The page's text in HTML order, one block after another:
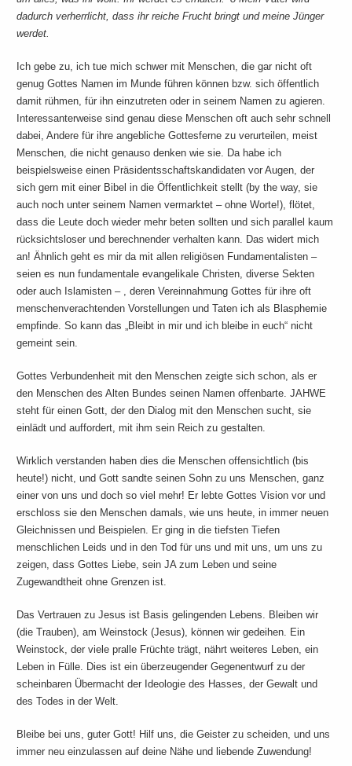
dadurch verherrlicht, dass ihr reiche Frucht bringt und meine Jünger
werdet.
Ich gebe zu, ich tue mich schwer mit Menschen, die gar nicht oft
genug Gottes Namen im Munde führen können bzw. sich öffentlich
damit rühmen, für ihn einzutreten oder in seinem Namen zu agieren.
Interessanterweise sind genau diese Menschen oft auch sehr schnell
dabei, Andere für ihre angebliche Gottesferne zu verurteilen, meist
Menschen, die nicht genauso denken wie sie. Da habe ich
beispielsweise einen Präsidentsschaftskandidaten vor Augen, der
sich gern mit einer Bibel in die Öffentlichkeit stellt (by the way, sie
auch noch unter seinem Namen vermarktet – ohne Worte!), flötet,
dass die Leute doch wieder mehr beten sollten und sich parallel kaum
rücksichtsloser und berechnender verhalten kann. Das widert mich
an! Ähnlich geht es mir da mit allen religiösen Fundamentalisten –
seien es nun fundamentale evangelikale Christen, diverse Sekten
oder auch Islamisten – , deren Vereinnahmung Gottes für ihre oft
menschenverachtenden Vorstellungen und Taten ich als Blasphemie
empfinde. So kann das „Bleibt in mir und ich bleibe in euch“ nicht
gemeint sein.
Gottes Verbundenheit mit den Menschen zeigte sich schon, als er
den Menschen des Alten Bundes seinen Namen offenbarte. JAHWE
steht für einen Gott, der den Dialog mit den Menschen sucht, sie
einlädt und auffordert, mit ihm sein Reich zu gestalten.
Wirklich verstanden haben dies die Menschen offensichtlich (bis
heute!) nicht, und Gott sandte seinen Sohn zu uns Menschen, ganz
einer von uns und doch so viel mehr! Er lebte Gottes Vision vor und
erschloss sie den Menschen damals, wie uns heute, in immer neuen
Gleichnissen und Beispielen. Er ging in die tiefsten Tiefen
menschlichen Leids und in den Tod für uns und mit uns, um uns zu
zeigen, dass Gottes Liebe, sein JA zum Leben und seine
Zugewandtheit ohne Grenzen ist.
Das Vertrauen zu Jesus ist Basis gelingenden Lebens. Bleiben wir
(die Trauben), am Weinstock (Jesus), können wir gedeihen. Ein
Weinstock, der viele pralle Früchte trägt, nährt weiteres Leben, ein
Leben in Fülle. Dies ist ein überzeugender Gegenentwurf zu der
scheinbaren Übermacht der Ideologie des Hasses, der Gewalt und
des Todes in der Welt.
Bleibe bei uns, guter Gott! Hilf uns, die Geister zu scheiden, und uns
immer neu einzulassen auf deine Nähe und liebende Zuwendung!